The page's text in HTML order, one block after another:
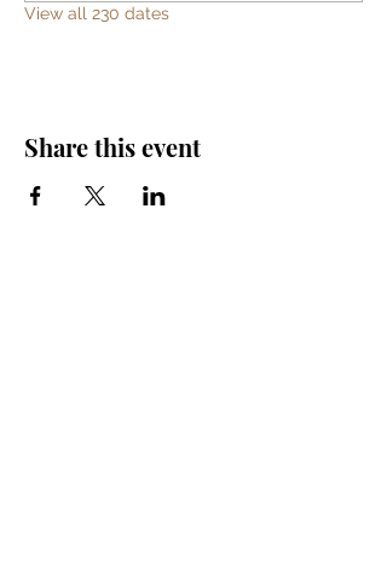
View all 230 dates
Share this event